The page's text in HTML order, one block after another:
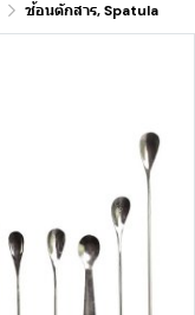
ช้อนตักสาร, Spatula